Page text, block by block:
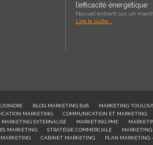
l’efficacité énergétique
Nouvel entrant sur un
Lire la suite...
BLOG MARKETING B2B MARKETING
MARKETING COMMUNICATION ET MARKETING
MARKETING EXTERNALISÉ MARKETING PME
MARKETING STRATÉGIE COMMERCIALE MARKETING
CABINET MARKETING PLAN MARKETING